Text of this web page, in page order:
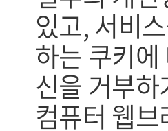
있고, 서비
하는 쿠키
신을 거부
컴퓨터 웹